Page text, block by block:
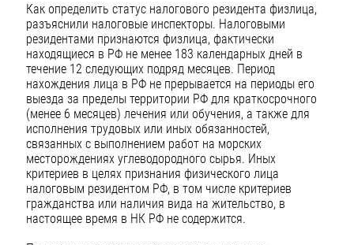
Как определить статус налогового резидента физлица,
разъяснили налоговые инспекторы. Налоговыми
резидентами признаются физлица, фактически
находящиеся в РФ не менее 183 календарных дней в
течение 12 следующих подряд месяцев. Период
нахождения лица в РФ не прерывается на периоды его
выезда за пределы территории РФ для краткосрочного
(менее 6 месяцев) лечения или обучения, а также для
исполнения трудовых или иных обязанностей,
связанных с выполнением работ на морских
месторождениях углеводородного сырья. Иных
критериев в целях признания физического лица
налоговым резидентом РФ, в том числе критериев
гражданства или наличия вида на жительство, в
настоящее время в НК РФ не содержится.